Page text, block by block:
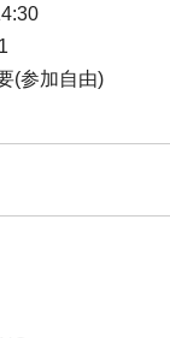
(参加自由)